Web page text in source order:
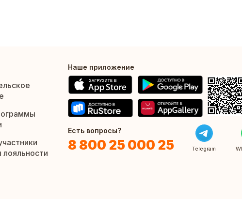
Наше приложение
Есть вопросы?
8 800 25 000 25 Telegram